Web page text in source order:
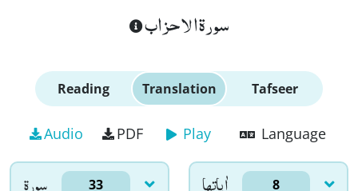
سورة الاحزاب
Reading Translation Tafseer
Audio PDF Play Language
سورۃ 33 اٰياتها 8